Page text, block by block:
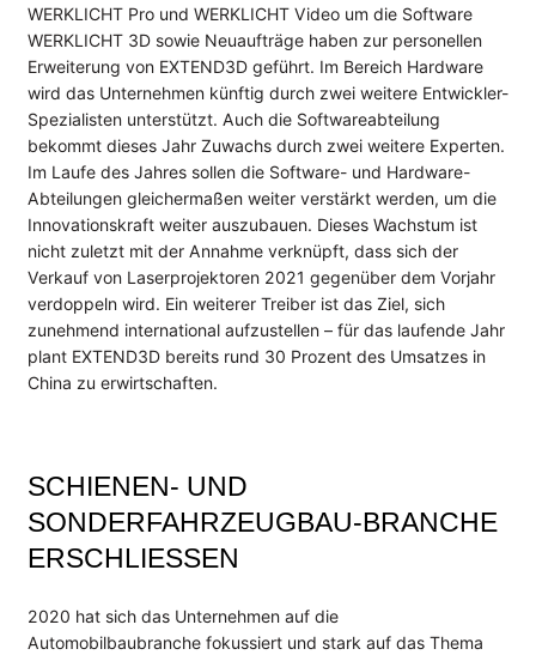
WERKLICHT Pro und WERKLICHT Video um die Software
WERKLICHT 3D sowie Neuaufträge haben zur personellen
Erweiterung von EXTEND3D geführt. Im Bereich Hardware
wird das Unternehmen künftig durch zwei weitere Entwickler-
Spezialisten unterstützt. Auch die Softwareabteilung
bekommt dieses Jahr Zuwachs durch zwei weitere Experten.
Im Laufe des Jahres sollen die Software- und Hardware-
Abteilungen gleichermaßen weiter verstärkt werden, um die
Innovationskraft weiter auszubauen. Dieses Wachstum ist
nicht zuletzt mit der Annahme verknüpft, dass sich der
Verkauf von Laserprojektoren 2021 gegenüber dem Vorjahr
verdoppeln wird. Ein weiterer Treiber ist das Ziel, sich
zunehmend international aufzustellen – für das laufende Jahr
plant EXTEND3D bereits rund 30 Prozent des Umsatzes in
China zu erwirtschaften.
SCHIENEN- UND
SONDERFAHRZEUGBAU-BRANCHE
ERSCHLIESSEN
2020 hat sich das Unternehmen auf die
Automobilbaubranche fokussiert und stark auf das Thema